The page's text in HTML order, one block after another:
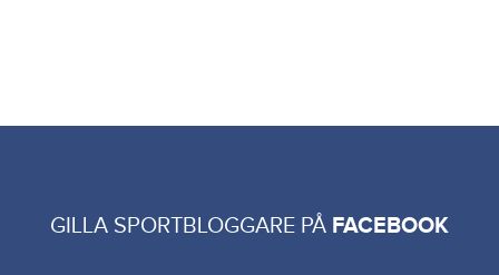
GILLA SPORTBLOGGARE PÅ FACEBOOK